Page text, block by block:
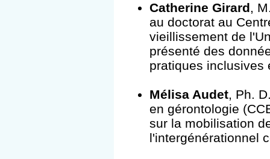
Catherine Girard,
au doctorat au
vieillissement de
présenté des
pratiques inclusives
Mélisa Audet, Ph.
en gérontologie
sur la mobilisation
l'intergénérationnel